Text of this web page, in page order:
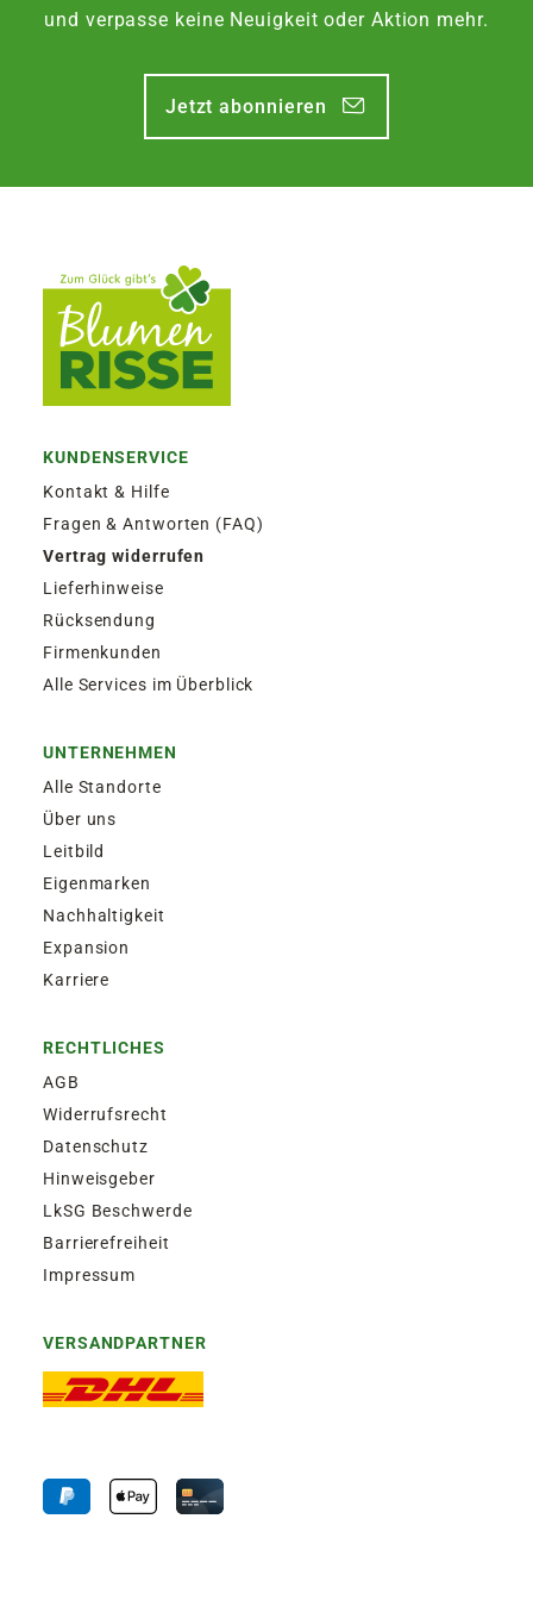
Zustellung am Montag, bis Freitag 13:30 Uhr.
EXPRESSVERSAND SAMSTAG | 12,50€
Garantierter Zustellversuch am Samstag durch
DHL. Bestellaufgabe für Zustellung am
und verpasse keine Neuigkeit oder Aktion mehr.
Jetzt abonnieren
KUNDENSERVICE
Kontakt & Hilfe
Fragen & Antworten (FAQ)
Vertrag widerrufen
Lieferhinweise
Rücksendung
Firmenkunden
Alle Services im Überblick
UNTERNEHMEN
Alle Standorte
Über uns
Leitbild
Eigenmarken
Nachhaltigkeit
Expansion
Karriere
RECHTLICHES
AGB
Widerrufsrecht
Datenschutz
Hinweisgeber
LkSG Beschwerde
Barrierefreiheit
Impressum
VERSANDPARTNER